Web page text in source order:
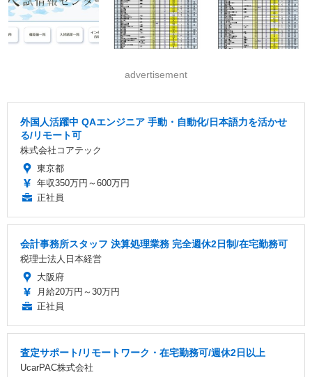
advertisement
外国人活躍中 QAエンジニア 手動・自動化/日本語力を活かせ
る/リモート可
株式会社コアテック
東京都
年収350万円～600万円
正社員
会計事務所スタッフ 決算処理業務 完全週休2日制/在宅勤務可
税理士法人日本経営
大阪府
月給20万円～30万円
正社員
査定サポート/リモートワーク・在宅勤務可/週休2日以上
UcarPAC株式会社